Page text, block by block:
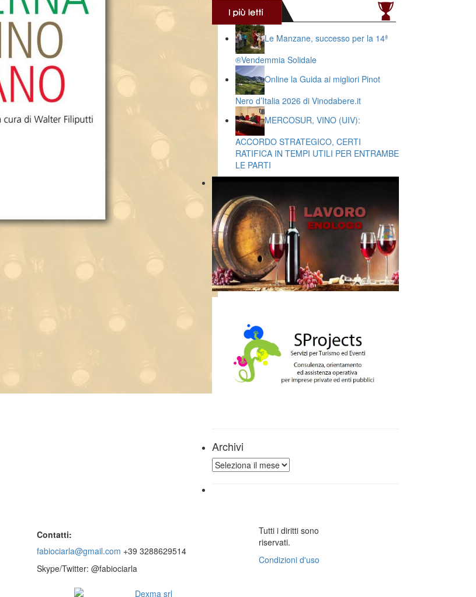
Le Manzane, successo per la 14ª
®️Vendemmia Solidale
Online la Guida ai migliori Pinot
Nero d’Italia 2026 di Vinodabere.it
MERCOSUR, VINO (UIV):
ACCORDO STRATEGICO, CERTI
RATIFICA IN TEMPI UTILI PER ENTRAMBE
LE PARTI
Archivi
Archivi
Contatti:
fabiociarla@gmail.com +39 3288629514
Skype/Twitter: @fabiociarla
Tutti i diritti sono
riservati.
Condizioni d'uso
Dexma srl